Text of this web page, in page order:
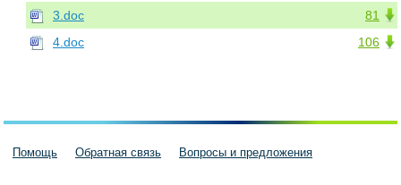
81
3.doc
106
4.doc
Помощь Обратная связь Вопросы и предложения